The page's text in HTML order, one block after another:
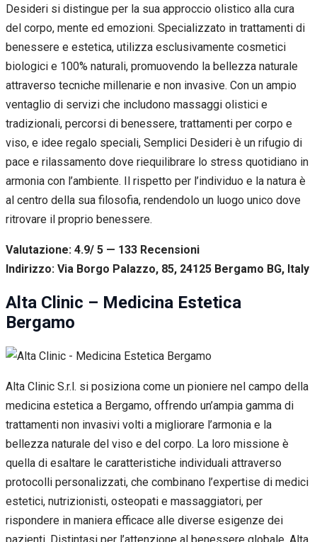
Desideri si distingue per la sua approccio olistico alla cura
del corpo, mente ed emozioni. Specializzato in trattamenti di
benessere e estetica, utilizza esclusivamente cosmetici
biologici e 100% naturali, promuovendo la bellezza naturale
attraverso tecniche millenarie e non invasive. Con un ampio
ventaglio di servizi che includono massaggi olistici e
tradizionali, percorsi di benessere, trattamenti per corpo e
viso, e idee regalo speciali, Semplici Desideri è un rifugio di
pace e rilassamento dove riequilibrare lo stress quotidiano in
armonia con l’ambiente. Il rispetto per l’individuo e la natura è
al centro della sua filosofia, rendendolo un luogo unico dove
ritrovare il proprio benessere.
Valutazione: 4.9/ 5 — 133 Recensioni
Indirizzo: Via Borgo Palazzo, 85, 24125 Bergamo BG, Italy
Alta Clinic – Medicina Estetica
Bergamo
Alta Clinic S.r.l. si posiziona come un pioniere nel campo della
medicina estetica a Bergamo, offrendo un’ampia gamma di
trattamenti non invasivi volti a migliorare l’armonia e la
bellezza naturale del viso e del corpo. La loro missione è
quella di esaltare le caratteristiche individuali attraverso
protocolli personalizzati, che combinano l’expertise di medici
estetici, nutrizionisti, osteopati e massaggiatori, per
rispondere in maniera efficace alle diverse esigenze dei